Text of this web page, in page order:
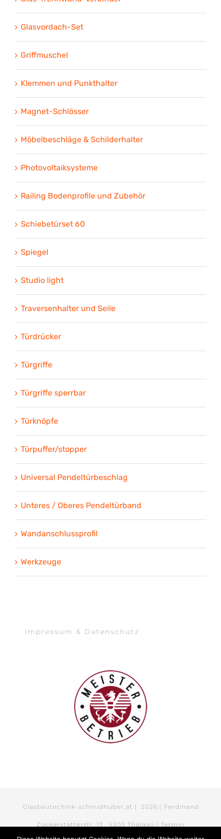
Glasvordach-Set
Griffmuschel
Klemmen und Punkthalter
Magnet-Schlösser
Möbelbeschläge & Schilderhalter
Photovoltaiksysteme
Railing Bodenprofile und Zubehör
Schiebetürset 60
Spiegel
Studio light
Traversenhalter und Seile
Türdrücker
Türgriffe
Türgriffe sperrbar
Türknöpfe
Türpuffer/stopper
Universal Pendeltürbeschlag
Unteres / Oberes Pendeltürband
Wandanschlussprofil
Werkzeuge
Impressum & Datenschutz
Glasbautechnik-schmidhuber.at | 2026 | Ferdinand
Zuckerstätterstr. 13 . 5303 Thalgau | Termin